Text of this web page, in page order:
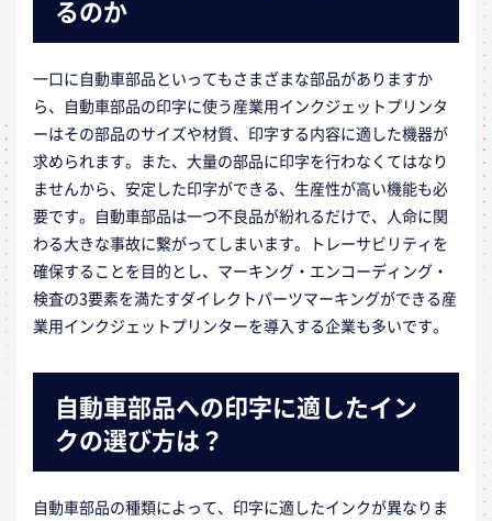
るのか
一口に自動車部品といってもさまざまな部品がありますか
ら、自動車部品の印字に使う産業用インクジェットプリンタ
ーはその部品のサイズや材質、印字する内容に適した機器が
求められます。また、大量の部品に印字を行わなくてはなり
ませんから、安定した印字ができる、生産性が高い機能も必
要です。自動車部品は一つ不良品が紛れるだけで、人命に関
わる大きな事故に繋がってしまいます。トレーサビリティを
確保することを目的とし、マーキング・エンコーディング・
検査の3要素を満たすダイレクトパーツマーキングができる産
業用インクジェットプリンターを導入する企業も多いです。
自動車部品への印字に適したイン
クの選び方は？
自動車部品の種類によって、印字に適したインクが異なりま